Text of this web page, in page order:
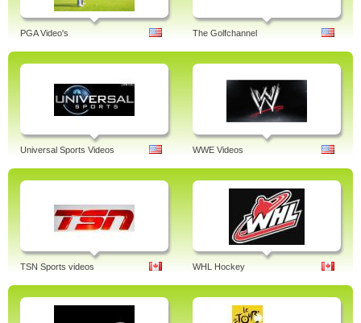
PGA Video's The Golfchannel
Universal Sports Videos WWE Videos
TSN Sports videos WHL Hockey